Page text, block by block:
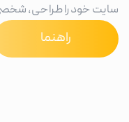
سایت خود را طراحی،
راهنما